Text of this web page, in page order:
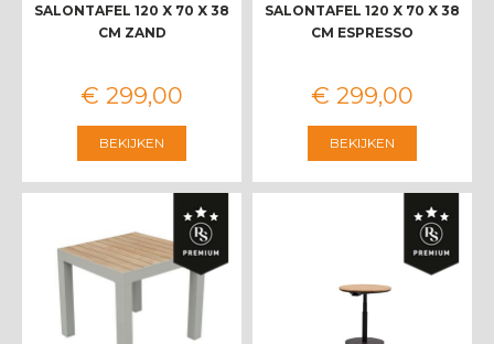
SALONTAFEL 120 X 70 X 38
CM ZAND
€ 299,00
BEKIJKEN
SALONTAFEL 120 X 70 X 38
CM ESPRESSO
€ 299,00
BEKIJKEN